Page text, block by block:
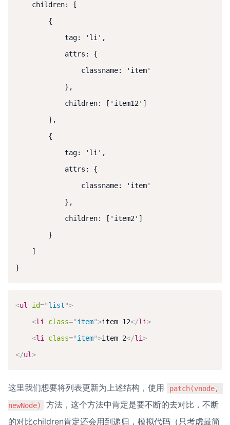
    children: [
        {
            tag: 'li',
            attrs: {
                classname: 'item'
            },
            children: ['item12']
        },
        {
            tag: 'li',
            attrs: {
                classname: 'item'
            },
            children: ['item2']
        }
    ]
}
<ul id="list">
<li class="item">item 12</li>
<li class="item">item 2</li>
</ul>
这里我们想要将列表更新为上述结构，使用 patch(vnode,
newNode)
方法，这个方法中肯定是要不断的去对比，不断
的对比children肯定还会用到递归，模拟代码（只考虑最简